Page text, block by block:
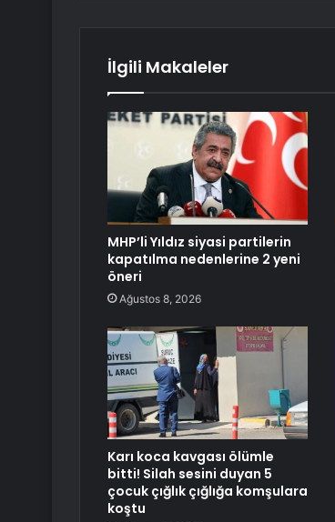
İlgili Makaleler
MHP’li Yıldız siyasi partilerin
kapatılma nedenlerine 2 yeni
öneri
Ağustos 8, 2026
Karı koca kavgası ölümle
bitti! Silah sesini duyan 5
çocuk çığlık çığlığa komşulara
koştu